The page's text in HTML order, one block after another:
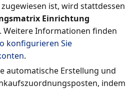
ist, wird stattdessen
Einrichtung
Weitere Informationen finden
konfigurieren Sie
.
automatische Erstellung und
indem